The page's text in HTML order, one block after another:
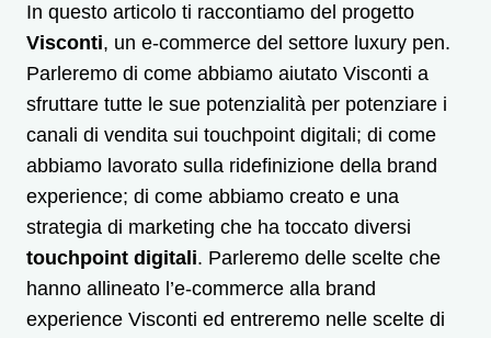
In questo articolo ti raccontiamo del progetto
Visconti, un e-commerce del settore luxury pen.
Parleremo di come abbiamo aiutato Visconti a
sfruttare tutte le sue potenzialità per potenziare i
canali di vendita sui touchpoint digitali; di come
abbiamo lavorato sulla ridefinizione della brand
experience; di come abbiamo creato e una
strategia di marketing che ha toccato diversi
touchpoint digitali. Parleremo delle scelte che
hanno allineato l’e-commerce alla brand
experience Visconti ed entreremo nelle scelte di